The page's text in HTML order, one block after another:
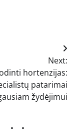
Next:
hortenzijas:
patarimai
žydėjimui